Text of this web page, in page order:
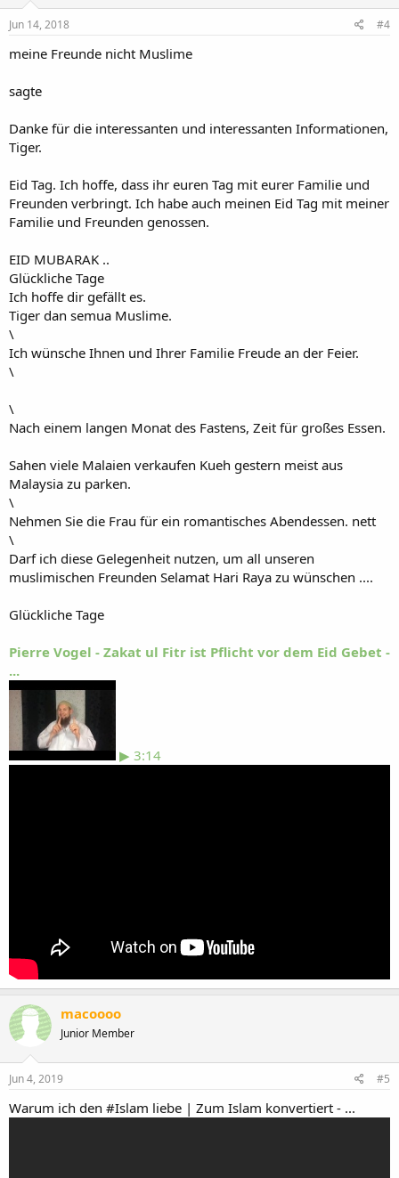
Jun 14, 2018 #4
meine Freunde nicht Muslime
sagte
Danke für die interessanten und interessanten Informationen,
Tiger.
Eid Tag. Ich hoffe, dass ihr euren Tag mit eurer Familie und
Freunden verbringt. Ich habe auch meinen Eid Tag mit meiner
Familie und Freunden genossen.
EID MUBARAK ..
Glückliche Tage
Ich hoffe dir gefällt es.
Tiger dan semua Muslime.
\
Ich wünsche Ihnen und Ihrer Familie Freude an der Feier.
\
\
Nach einem langen Monat des Fastens, Zeit für großes Essen.
Sahen viele Malaien verkaufen Kueh gestern meist aus
Malaysia zu parken.
\
Nehmen Sie die Frau für ein romantisches Abendessen. nett
\
Darf ich diese Gelegenheit nutzen, um all unseren
muslimischen Freunden Selamat Hari Raya zu wünschen ....
Glückliche Tage
Pierre Vogel - Zakat ul Fitr ist Pflicht vor dem Eid Gebet -
...
▶ 3:14
macoooo
Junior Member
Jun 4, 2019 #5
Warum ich den #Islam liebe | Zum Islam konvertiert - ...